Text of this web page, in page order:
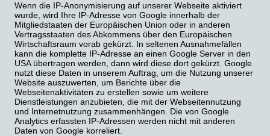
Wenn die IP-Anonymisierung auf unserer Webseite aktiviert
wurde, wird Ihre IP-Adresse von Google innerhalb der
Mitgliedstaaten der Europäischen Union oder in anderen
Vertragsstaaten des Abkommens über den Europäischen
Wirtschaftsraum vorab gekürzt. In seltenen Ausnahmefällen
kann die komplette IP-Adresse an einen Google Server in den
USA übertragen werden, dann wird diese dort gekürzt. Google
nutzt diese Daten in unserem Auftrag, um die Nutzung unserer
Website auszuwerten, um Berichte über die
Webseitenaktivitäten zu erstellen sowie um weitere
Dienstleistungen anzubieten, die mit der Webseitennutzung
und Internetnutzung zusammenhängen. Die von Google
Analytics erfassten IP-Adressen werden nicht mit anderen
Daten von Google korreliert.